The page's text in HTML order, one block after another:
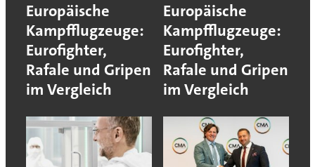
Europäische
Kampfflugzeuge:
Eurofighter,
Rafale und Gripen
im Vergleich
Europäische
Kampfflugzeuge:
Eurofighter,
Rafale und Gripen
im Vergleich